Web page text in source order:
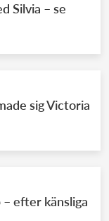
Silvia – se
sig Victoria
efter känsliga